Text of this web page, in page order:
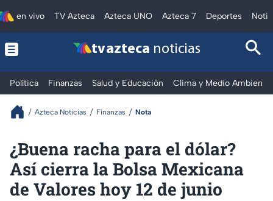
en vivo TV Azteca Azteca UNO Azteca 7 Deportes
tv azteca noticias
Política Finanzas Salud y Educación Clima y Medio Ambiente
Azteca Noticias Finanzas Nota
¿Buena racha para el dólar?
Así cierra la Bolsa Mexicana
de Valores hoy 12 de junio